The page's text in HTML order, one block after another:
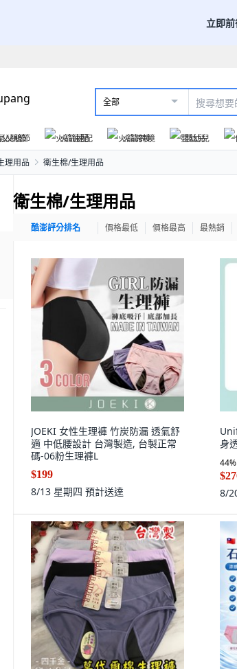
立即
全部
父親節
火箭速配 火箭跨境 嬰幼兒
理用品 衛生棉/生理用品
衛生棉/生理用品
酷澎評分排名 價格最低 價格最高 最熱銷
JOEKI 女性生理褲 竹炭防漏 透氣舒
適 中低腰設計 台灣製造, 台製正常
碼-06粉生理褲L
$199
8/13 星期四 預計送達
身
44%
8/